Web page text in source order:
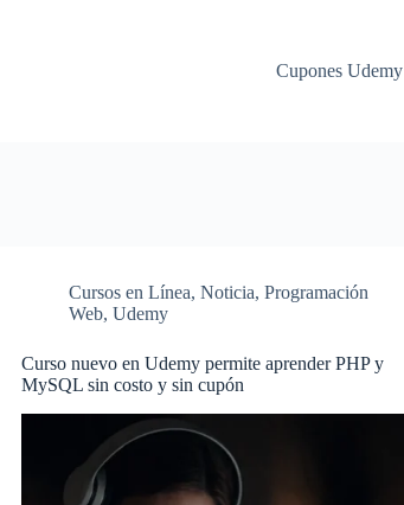
Cupones Udemy
Cursos en Línea,Noticia,Programación
Web,Udemy
Curso nuevo en Udemy permite aprender PHP y
MySQL sin costo y sin cupón